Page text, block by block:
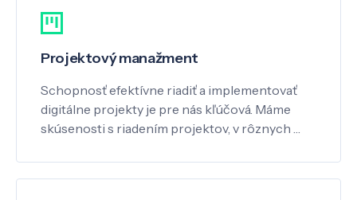
Projektový manažment
Schopnosť efektívne riadiť a implementovať
digitálne projekty je pre nás kľúčová. Máme
skúsenosti s riadením projektov, v rôznych …